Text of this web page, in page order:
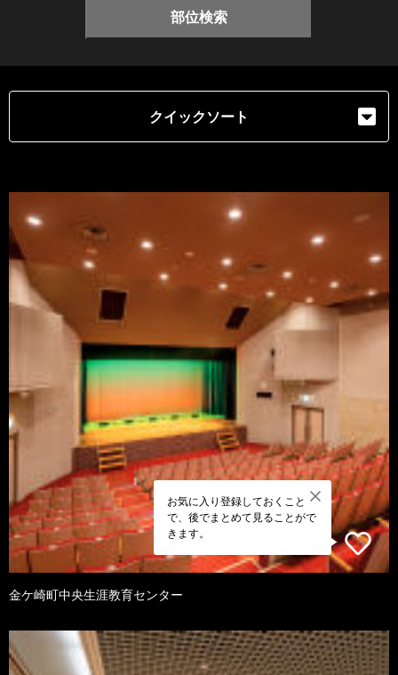
部位検索
クイックソート
お気に入り登録しておくこと
で、後でまとめて見ることがで
きます。
金ケ崎町中央生涯教育センター